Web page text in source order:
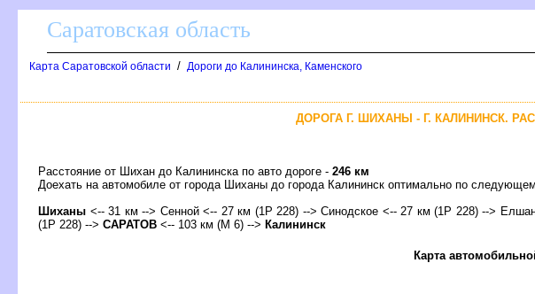
Саратовская область
Карта Саратовской области / Дороги до Калининска, Каменского
ДОРОГА Г. ШИХАНЫ - Г. КАЛИНИНСК.
Расстояние от Шихан до Калининска по авто дороге - 246 км
Доехать на автомобиле от города Шиханы до города Калининск оптимально по
Шиханы <-- 31 км --> Сенной <-- 27 км (1Р 228) --> Синодское <-- 27 км (1Р 228) -->
(1Р 228) --> САРАТО <-- 103 км (М 6) --> Калининск
Карта